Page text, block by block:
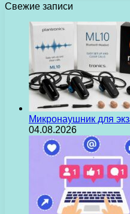
Свежие записи
Микронаушник для
04.08.2026